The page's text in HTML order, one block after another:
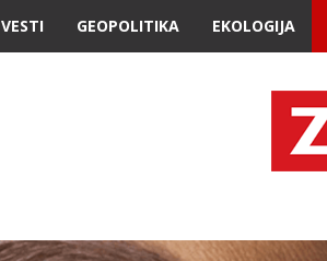
VESTI GEOPOLITIKA EKOLOGIJA